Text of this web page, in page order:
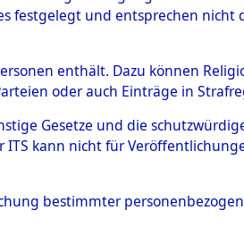
GIL CASTANO, DAVID
festgelegt und entsprechen nicht
enthält. Dazu können
oder auch Einträge in
Gesetze und die
kann nicht für
bestimmter